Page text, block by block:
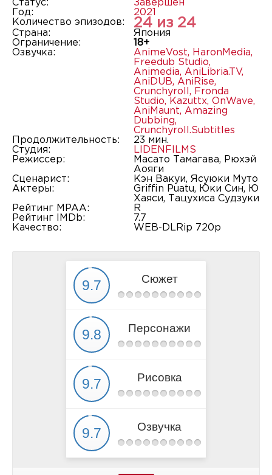
Статус:
Завершён
Год:
2021
Количество эпизодов:
24 из 24
Страна:
Япония
Ограничение:
18+
Озвучка:
AnimeVost, HaronMedia,
Freedub Studio,
Animedia, AniLibria.TV,
AniDUB, AniRise,
Crunchyroll , Fronda
Studio, Kazuttx, OnWave,
AniMaunt, Amazing
Dubbing,
Crunchyroll.Subtitles
Продолжительность:
23 мин.
Студия:
LIDENFILMS
Режиссер:
Масато Тамагава, Рюхэй
Аояги
Сценарист:
Кэн Вакуи, Ясуюки Муто
Актеры:
Griffin Puatu, Юки Син, Ю
Хаяси, Тацухиса Судзуки
Рейтинг MPAA:
R
Рейтинг IMDb:
7.7
Качество:
WEB-DLRip 720p
Сюжет
Персонажи
Рисовка
Озвучка